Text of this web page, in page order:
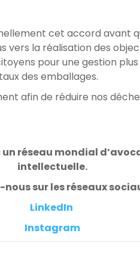
cet accord avant
la réalisation des
pour une gestion
des emballages.
afin de réduire nos
réseau mondial
intellectuelle.
nous sur les réseaux
LinkedIn
Instagram